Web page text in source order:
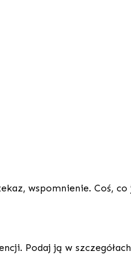
wspomnienie. Coś,
Podaj ją w